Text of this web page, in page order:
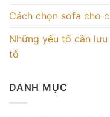
Cách chọn sofa cho
Những yếu tố cần
tô
DANH MỤC